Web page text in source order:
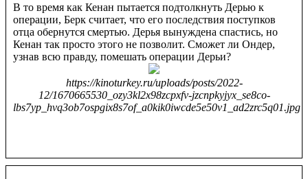
В то время как Кенан пытается подтолкнуть Дерью к
операции, Берк считает, что его последствия поступков
отца обернутся смертью. Дерья вынуждена спастись, но
Кенан так просто этого не позволит. Сможет ли Ондер,
узнав всю правду, помешать операции Дерьи?
https://kinoturkey.ru/uploads/posts/2022-
12/1670665530_ozy3kl2x98zcpxfv-jzcnpkyjyx_se8co-
lbs7yp_hvq3ob7ospgix8s7of_a0kik0iwcde5e50v1_ad2zrc5q01.jpg